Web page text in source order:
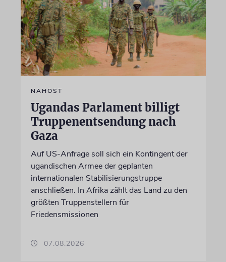
NAHOST
Ugandas Parlament billigt
Truppenentsendung nach
Gaza
Auf US-Anfrage soll sich ein Kontingent der
ugandischen Armee der geplanten
internationalen Stabilisierungstruppe
anschließen. In Afrika zählt das Land zu den
größten Truppenstellern für
Friedensmissionen
07.08.2026